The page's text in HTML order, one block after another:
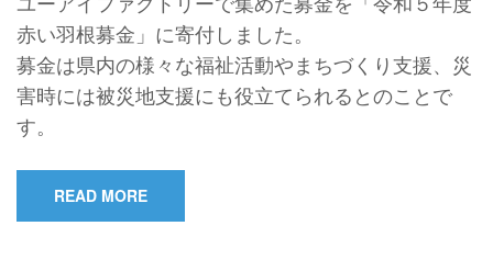
赤い羽根募金」に寄付しました。
募金は県内の様々な福祉活動やまちづくり支援、災
害時には被災地支援にも役立てられるとのことで
す。
READ MORE